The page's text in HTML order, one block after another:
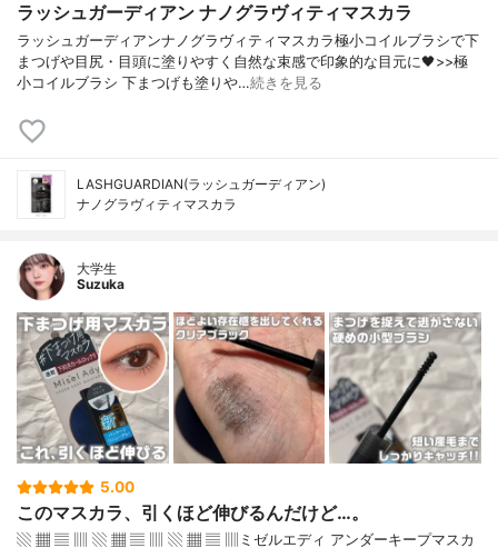
ラッシュガーディアン ナノグラヴィティマスカラ
ラッシュガーディアンナノグラヴィティマスカラ極小コイルブラシで下
まつげや目尻・目頭に塗りやすく自然な束感で印象的な目元に🖤>>極
小コイルブラシ 下まつげも塗りや…続きを見る
LASHGUARDIAN(ラッシュガーディアン)
ナノグラヴィティマスカラ
大学生
Suzuka
5.00
このマスカラ、引くほど伸びるんだけど…。
▧ ▦ ▤ ▥ ▧ ▦ ▤ ▥ ▧ ▦ ▤ ▥ミゼルエディ アンダーキープマスカ